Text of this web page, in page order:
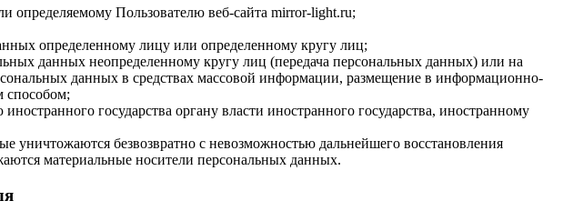
определяемому Пользователю веб-сайта mirror-light.ru;
определенному лицу или определенному кругу лиц;
данных неопределенному кругу лиц (передача персональных данных) или на
данных в средствах массовой информации, размещение в информационно-
способом;
государства органу власти иностранного государства, иностранному
уничтожаются безвозвратно с невозможностью дальнейшего восстановления
материальные носители персональных данных.